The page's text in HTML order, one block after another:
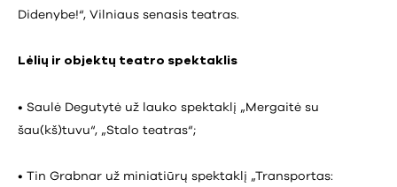
Didenybe!“, Vilniaus senasis teatras.
Lėlių ir objektų teatro spektaklis
• Saulė Degutytė už lauko spektaklį „Mergaitė su
šau(kš)tuvu“, „Stalo teatras“;
• Tin Grabnar už miniatiūrų spektaklį „Transportas: